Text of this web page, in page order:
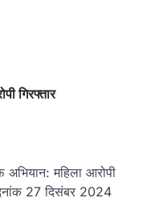
गिरफ्तार
महिला आरोपी
27 दिसंबर 2024